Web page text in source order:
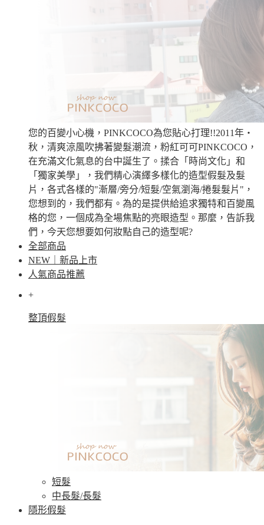
您的百變小心機，PINKCOCO為您貼心打理!!2011年‧
秋，清爽涼風吹拂著變髮潮流，粉紅可可PINKCOCO，
在充滿文化氣息的台中誕生了。揉合「時尚文化」和
「獨家美學」，我們精心演繹多樣化的造型假髮及髮
片，各式各樣的"漸層/旁分/短髮/空氣瀏海/捲髮髮片"，
您想到的，我們都有。為的是提供給追求獨特和百變風
格的您，一個成為全場焦點的亮眼造型。那麼，告訴我
們，今天您想要如何妝點自己的造型呢?
全部商品
NEW｜新品上市
人氣商品推薦
+
整頂假髮
短髮
中長髮/長髮
隱形假髮